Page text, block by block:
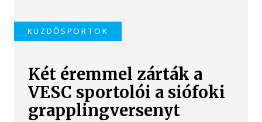
KÜZDŐSPORTOK
Két éremmel zárták a
VESC sportolói a siófoki
grapplingversenyt